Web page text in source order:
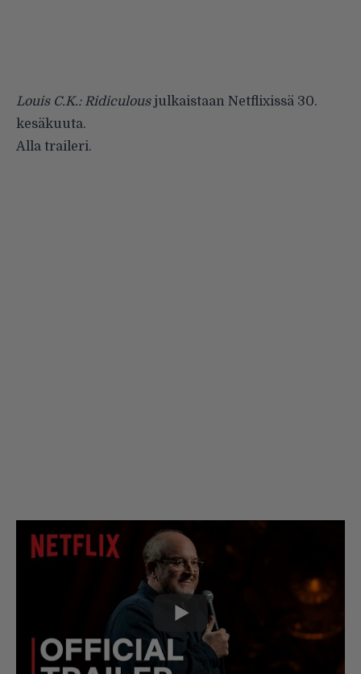
Louis C.K.: Ridiculousjulkaistaan Netflixissä 30.
kesäkuuta.
Alla traileri.